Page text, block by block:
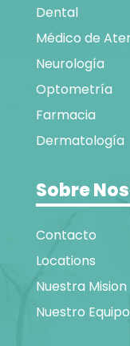
Dental
Médico de
Neurología
Optometría
Farmacia
Dermatología
Sobre
Contacto
Locations
Nuestra Mision
Nuestro Equipo